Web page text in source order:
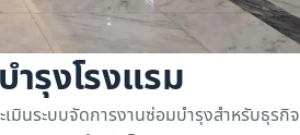
รุงโรงแรม
มินระบบจัดการงานซ่อมบำรุงสำหรับธุรกิจ